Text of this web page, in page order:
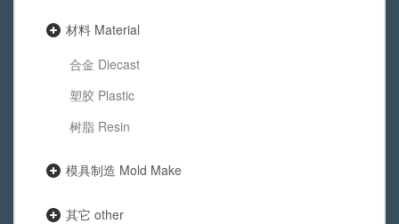
材料 Material
合金 Diecast
塑胶 Plastic
树脂 Resin
模具制造 Mold Make
其它 other